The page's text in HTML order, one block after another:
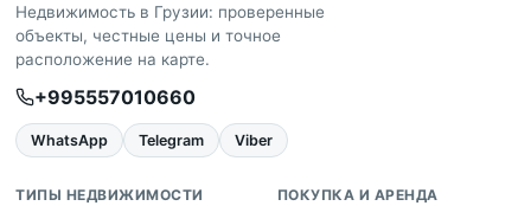
Недвижимость в Грузии: проверенные
объекты, честные цены и точное
расположение на карте.
+995557010660
WhatsApp Telegram Viber
ТИПЫ НЕДВИЖИМОСТИ ПОКУПКА И АРЕНДА